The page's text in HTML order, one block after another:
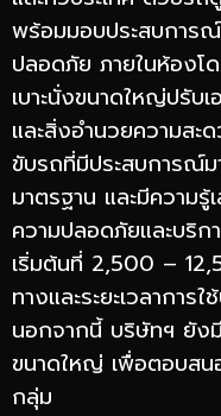
พร้อมมอบประสบการณ์
ปลอดภัย ภายในห้องโ
เบาะนั่งขนาดใหญ่ปรับ
และสิ่งอำนวยความส
ขับรถที่มีประสบการณ์
มาตรฐาน และมีความรู้
ความปลอดภัยและบริก
เริ่มต้นที่ 2,500 –
ทางและระยะเวลาการ
นอกจากนี้ บริษัทฯ ยัง
ขนาดใหญ่ เพื่อตอบส
กลุ่ม